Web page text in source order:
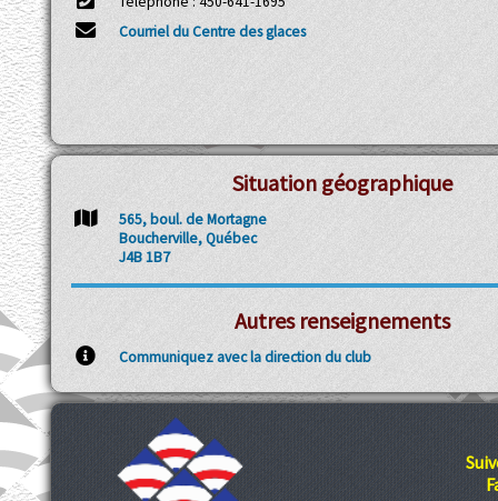
Courriel du Centre des glaces
Situation géographique
565, boul. de Mortagne
Boucherville, Québec
J4B 1B7
Autres renseignements
Communiquez avec la direction du club